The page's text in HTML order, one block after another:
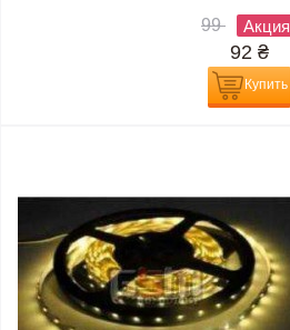
99 Акция
92 ₴
Купить